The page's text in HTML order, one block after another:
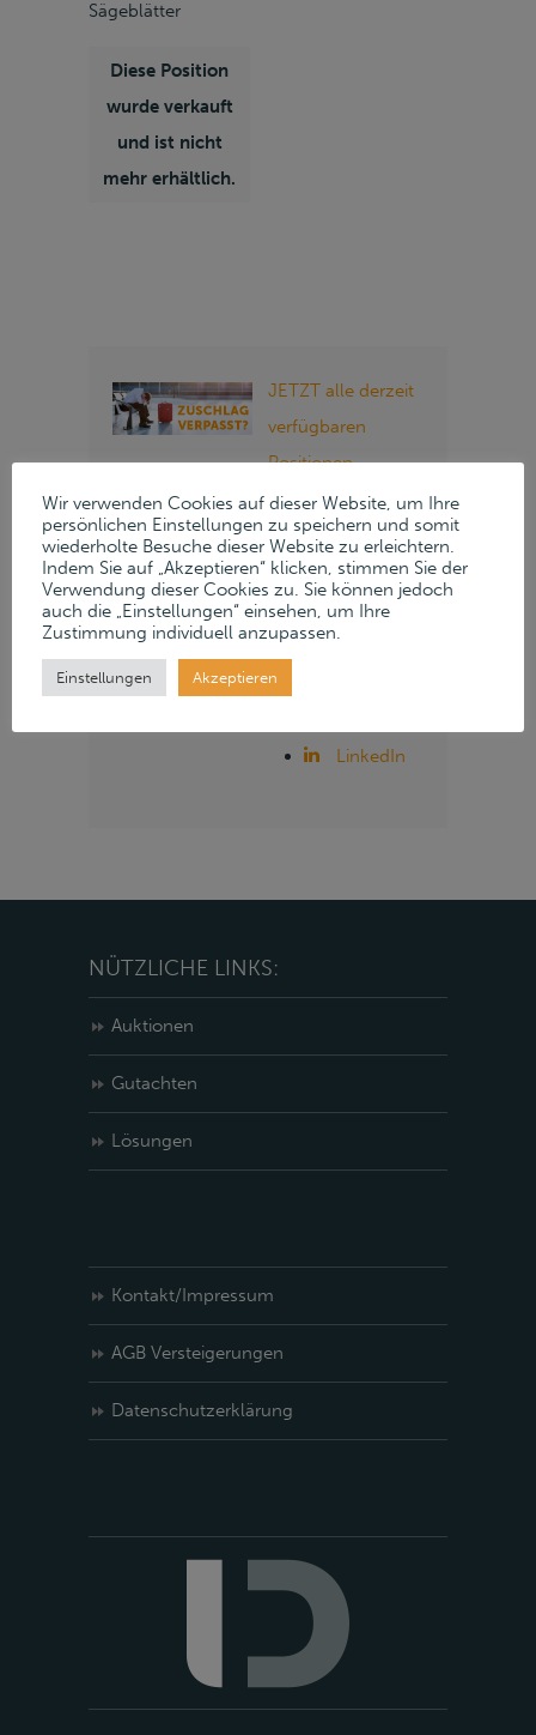
Sägeblätter
Diese Position
wurde verkauft
und ist nicht
mehr erhältlich.
JETZT alle derzeit
verfügbaren
Positionen
anzeigen »
Folgen Sie Lueders
& Partner auf
unseren Social
Media Kanälen:
LinkedIn
NÜTZLICHE LINKS:
Auktionen
Gutachten
Lösungen
Kontakt/Impressum
AGB Versteigerungen
Datenschutzerklärung
Wir verwenden Cookies auf dieser Website, um Ihre
persönlichen Einstellungen zu speichern und somit
wiederholte Besuche dieser Website zu erleichtern.
Indem Sie auf „Akzeptieren“ klicken, stimmen Sie der
Verwendung dieser Cookies zu. Sie können jedoch
auch die „Einstellungen“ einsehen, um Ihre
Zustimmung individuell anzupassen.
Einstellungen Akzeptieren